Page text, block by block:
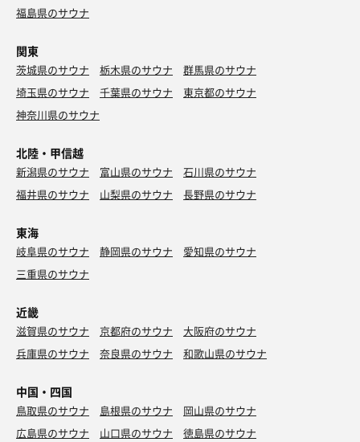
福島県のサウナ
関東
茨城県のサウナ 栃木県のサウナ
群馬県のサウナ
埼玉県のサウナ
千葉県のサウナ
東京都のサウナ
神奈川県のサウナ
北陸・甲信越
新潟県のサウナ 富山県のサウナ
石川県のサウナ
福井県のサウナ
山梨県のサウナ 長野県のサウナ
東海
岐阜県のサウナ 静岡県のサウナ
愛知県のサウナ
三重県のサウナ
近畿
滋賀県のサウナ 京都府のサウナ
大阪府のサウナ
兵庫県のサウナ
奈良県のサウナ 和歌山県のサウナ
中国・四国
鳥取県のサウナ 島根県のサウナ
岡山県のサウナ
広島県のサウナ
山口県のサウナ
徳島県のサウナ